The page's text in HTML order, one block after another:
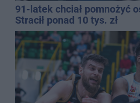
91-latek chciał pomnożyć
Stracił ponad 10 tys. zł